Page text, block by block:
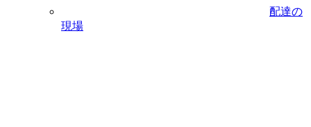
配達の
現場